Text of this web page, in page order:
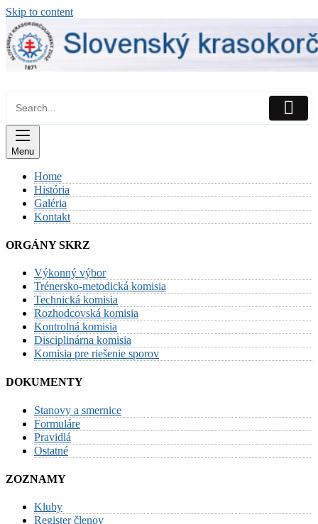
Skip to content
Menu
Home
História
Galéria
Kontakt
ORGÁNY SKRZ
Výkonný výbor
Trénersko-metodická komisia
Technická komisia
Rozhodcovská komisia
Kontrolná komisia
Disciplinárna komisia
Komisia pre riešenie sporov
DOKUMENTY
Stanovy a smernice
Formuláre
Pravidlá
Ostatné
ZOZNAMY
Kluby
Register členov